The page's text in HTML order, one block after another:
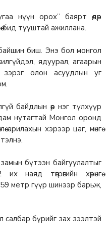
нүүн орох” баярт өдөр
бид тууштай ажиллана.
биш. Энэ бол монгол
ядуурал, агаарын
олон асуудлын уг
байдлын өөр нэг түлхүүр
нутагтай Монгол оронд
арилахын хэрээр цаг, мөнгө
бүтээн байгуулалтыг
наяд төгрөгийн хөрөнгө
метр гүүр шинээр барьж,
салбар бүрийг зах зээлтэй